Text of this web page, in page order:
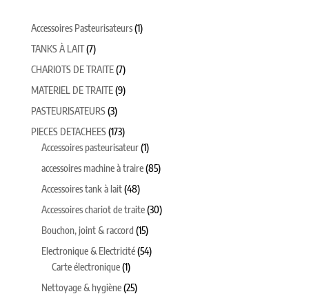
Accessoires Pasteurisateurs 11
TANKS À LAIT 77
produits
CHARIOTS DE TRAITE 77
produits
MATERIEL DE TRAITE 99
PASTEURISATEURS 33
produits
PIECES DETACHEES 173173
produits
Accessoires pasteurisateur 11
produit
accessoires machine à traire 8585
Accessoires tank à lait 4848
produits
Accessoires chariot de traite 3030
Bouchon, joint & raccord 1515
produits
Electronique & Electricité 5454
Carte électronique 11
produit
Nettoyage & hygiène 2525